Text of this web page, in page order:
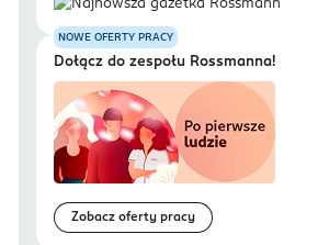
NOWE OFERTY PRACY
Dołącz do zespołu Rossmanna!
Zobacz oferty pracy